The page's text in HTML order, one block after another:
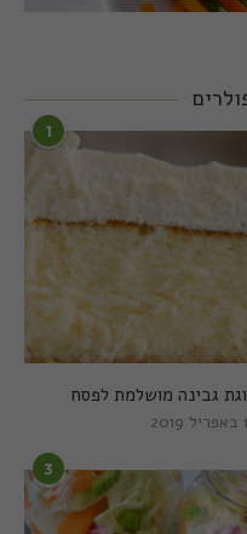
1
גבינה מושלמת לפסח
3